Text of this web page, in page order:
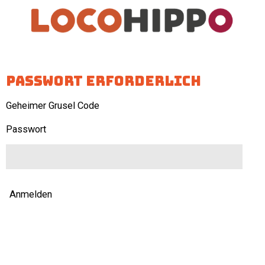
Hauptinhalt
Passwort erforderlich
Geheimer Grusel Code
Passwort
Anmelden